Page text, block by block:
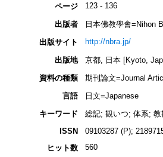
ページ 123 - 136
出版者
日本佛教學會=Nihon
出版サイト
http://nbra.jp/
出版地
京都, 日本 [Kyoto,
資料の種類
期刊論文=Journal
言語
日文=Japanese
キーワード
総記; 観いつ; 体系;
ISSN
09103287 (P);
ヒット数
560